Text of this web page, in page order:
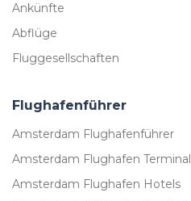
Ankünfte
Abflüge
Fluggesellschaften
Flughafenführer
Amsterdam Flughafenführer
Amsterdam Flughafen Terminal
Amsterdam Flughafen Hotels